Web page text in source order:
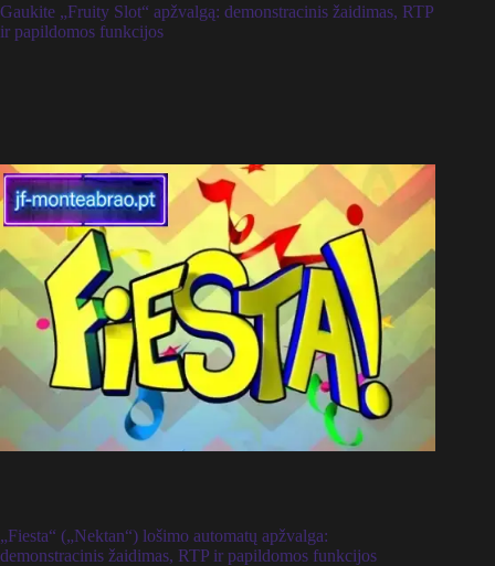
Gaukite „Fruity Slot“ apžvalgą: demonstracinis žaidimas, RTP
ir papildomos funkcijos
„Fiesta“ („Nektan“) lošimo automatų apžvalga:
demonstracinis žaidimas, RTP ir papildomos funkcijos